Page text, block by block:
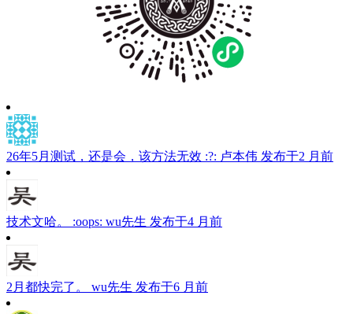
26年5月测试，还是会，该方法无效 :?: 卢本伟 发布于2 月前
技术文哈。 :oops: wu先生 发布于4 月前
2月都快完了。 wu先生 发布于6 月前